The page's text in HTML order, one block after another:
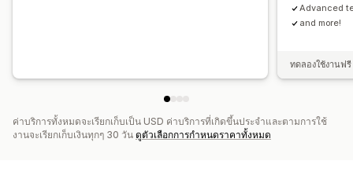
Advanced
and more!
ทดลองใช้งานฟ
ค่าบริการทั้งหมดจะเรียกเก็บเป็น USD ค่าบริการที่เกิดขึ้นประจำและตามการใช้
งานจะเรียกเก็บเงินทุกๆ 30 วัน ดูตัวเลือกการกำหนดราคาทั้งหมด